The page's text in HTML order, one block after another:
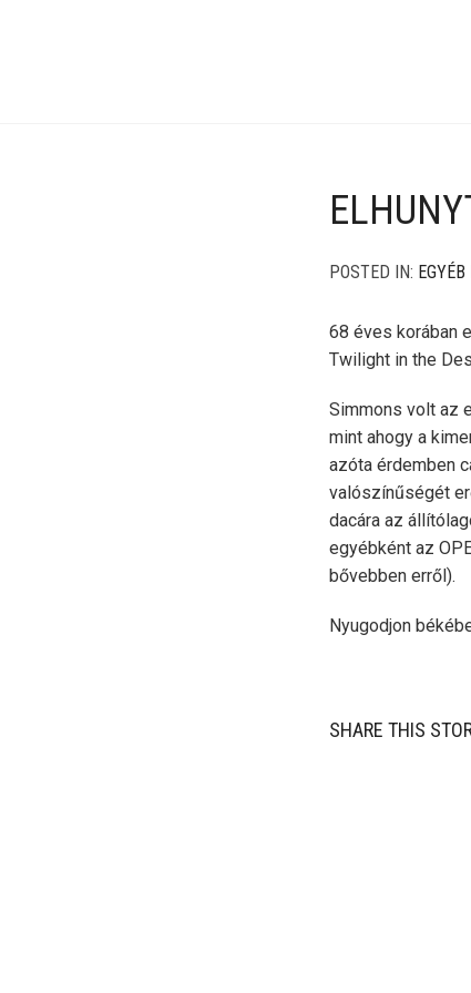
POSTED IN:
68 éves korában
Twilight in the
Simmons volt az
mint ahogy a
azóta érdemben
valószínűségét
dacára az
egyébként az
bővebben erről).
Nyugodjon
SHARE THIS